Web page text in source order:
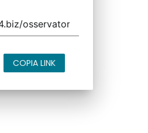
COPIA LINK